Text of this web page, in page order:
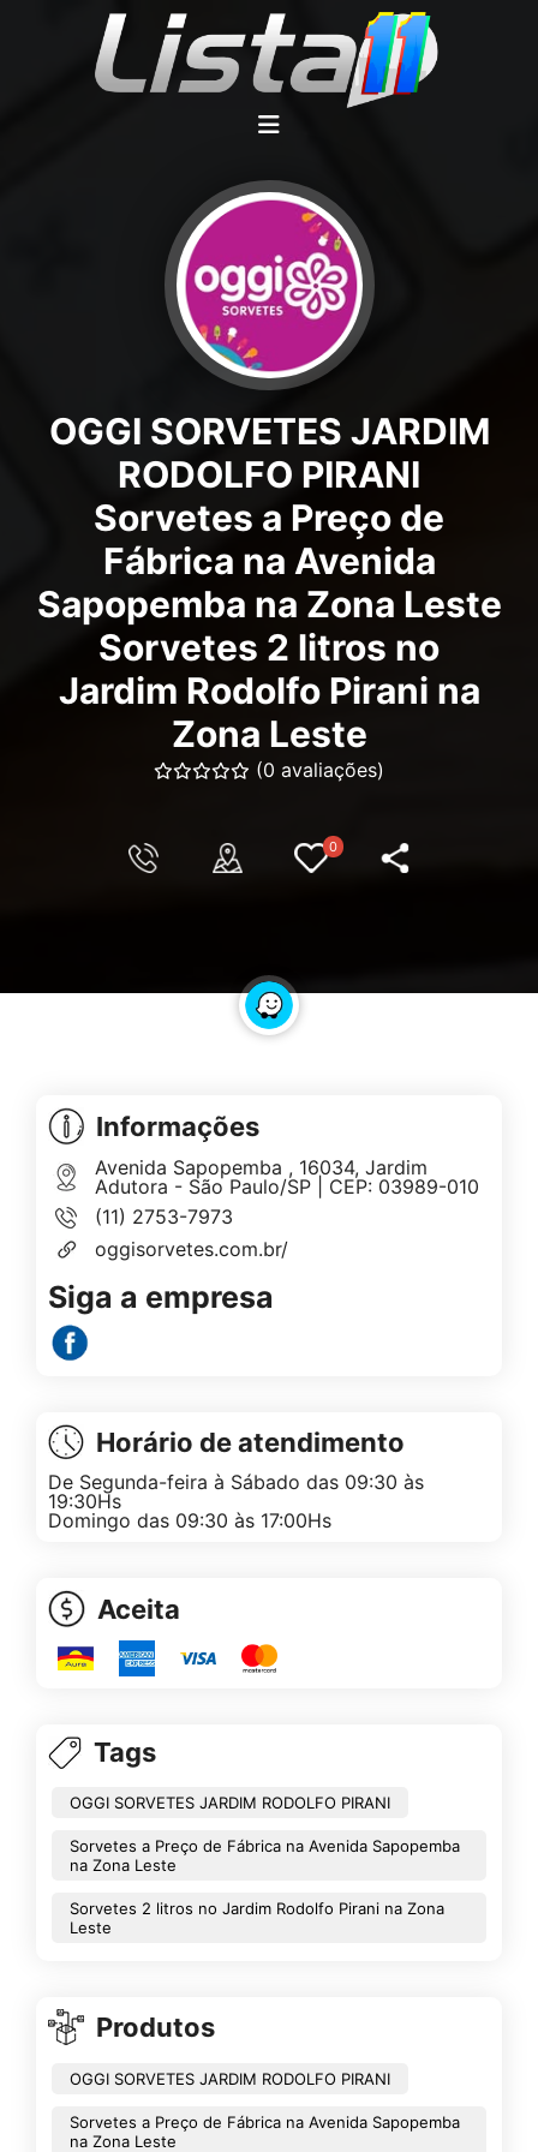
OGGI SORVETES JARDIM
RODOLFO PIRANI
Sorvetes a Preço de
Fábrica na Avenida
Sapopemba na Zona Leste
Sorvetes 2 litros no
Jardim Rodolfo Pirani na
Zona Leste
(0 avaliações)
0
Informações
Avenida Sapopemba , 16034, Jardim
Adutora - São Paulo/SP | CEP: 03989-010
(11) 2753-7973
oggisorvetes.com.br/
Siga a empresa
Horário de atendimento
De Segunda-feira à Sábado das 09:30 às
19:30Hs
Domingo das 09:30 às 17:00Hs
Aceita
Tags
OGGI SORVETES JARDIM RODOLFO PIRANI
Sorvetes a Preço de Fábrica na Avenida Sapopemba
na Zona Leste
Sorvetes 2 litros no Jardim Rodolfo Pirani na Zona
Leste
Produtos
OGGI SORVETES JARDIM RODOLFO PIRANI
Sorvetes a Preço de Fábrica na Avenida Sapopemba
na Zona Leste